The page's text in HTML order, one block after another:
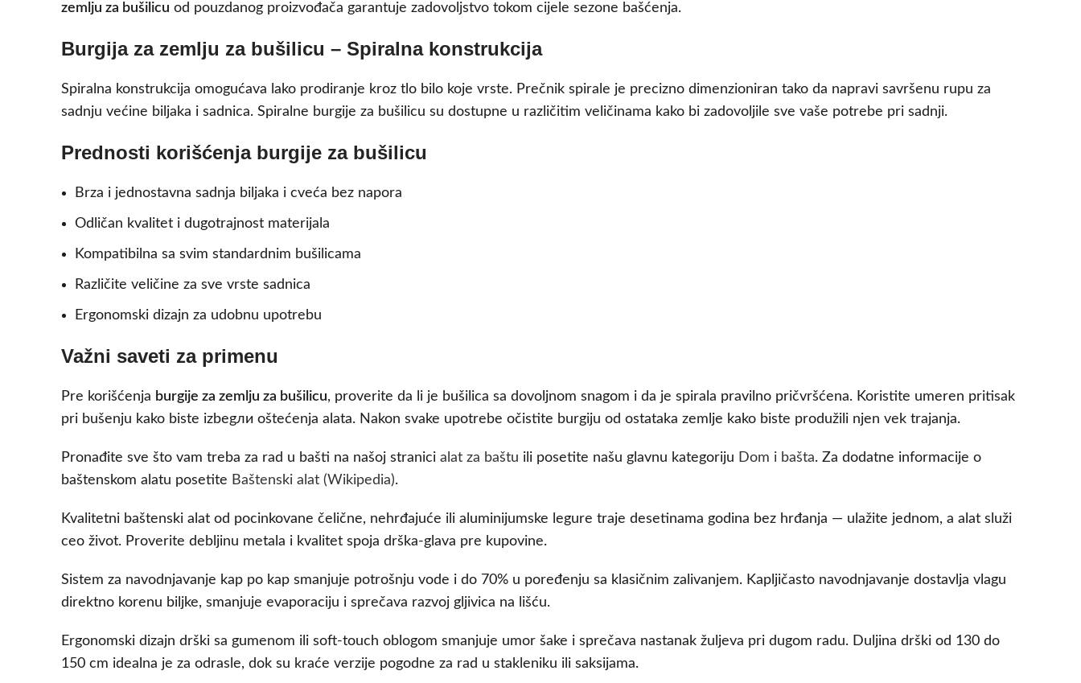
zemlju za bušilicu od pouzdanog proizvođača garantuje zadovoljstvo tokom cijele sezone bašćenja.
Burgija za zemlju za bušilicu – Spiralna konstrukcija
Spiralna konstrukcija omogućava lako prodiranje kroz tlo bilo koje vrste. Prečnik spirale je preciznо dimenzioniran tako da napravi savršenu rupu za
sadnju većine biljaka i sadnica. Spiralne burgije za bušilicu su dostupne u različitim veličinama kako bi zadovoljile sve vaše potrebe pri sadnji.
Prednosti korišćenja burgije za bušilicu
Brza i jednostavna sadnja biljaka i cveća bez napora
Odličan kvalitet i dugotrajnost materijala
Kompatibilna sa svim standardnim bušilicama
Različite veličine za sve vrste sadnica
Ergonomski dizajn za udobnu upotrebu
Važni saveti za primenu
Pre korišćenja burgije za zemlju za bušilicu, proverite da li je bušilica sa dovoljnom snagom i da je spirala pravilno pričvršćena. Koristite umeren pritisak
pri bušenju kako biste izbegли oštećenja alata. Nakon svake upotrebe očistite burgiju od ostataka zemlje kako biste produžili njen vek trajanja.
Pronađite sve što vam treba za rad u bašti na našoj stranici alat za baštu ili posetite našu glavnu kategoriju Dom i bašta. Za dodatne informacije o
baštenskom alatu posetite Baštenski alat (Wikipedia).
Kvalitetni baštenski alat od pocinkovane čelične, nehrđajuće ili aluminijumske legure traje desetinama godina bez hrđanja — ulažite jednom, a alat služi
ceo život. Proverite debljinu metala i kvalitet spoja drška-glava pre kupovine.
Sistem za navodnjavanje kap po kap smanjuje potrošnju vode i do 70% u poređenju sa klasičnim zalivanjem. Kapljičasto navodnjavanje dostavlja vlagu
direktno korenu biljke, smanjuje evaporaciju i sprečava razvoj gljivica na lišću.
Ergonomski dizajn drški sa gumenom ili soft-touch oblogom smanjuje umor šake i sprečava nastanak žuljeva pri dugom radu. Duljina drški od 130 do
150 cm idealna je za odrasle, dok su kraće verzije pogodne za rad u stakleniku ili saksijama.